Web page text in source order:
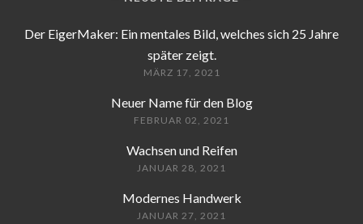
Der EigerMaker: Ein mentales Bild, welches sich 25 Jahre
später zeigt.
MÄRZ 17, 2021
Neuer Name für den Blog
FEBRUAR 02, 2021
Wachsen und Reifen
JANUAR 28, 2021
Modernes Handwerk
JANUAR 27, 2021